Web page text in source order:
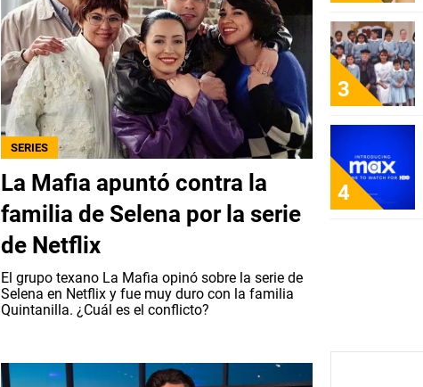
SERIES
La Mafia apuntó contra la
familia de Selena por la serie
de Netflix
El grupo texano La Mafia opinó sobre la serie de
Selena en Netflix y fue muy duro con la familia
Quintanilla. ¿Cuál es el conflicto?
3
4